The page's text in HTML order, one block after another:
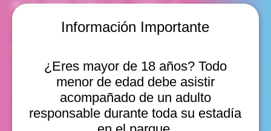
Información Importante
¿Eres mayor de 18 años? Todo
menor de edad debe asistir
acompañado de un adulto
responsable durante toda su estadía
27 dic 2025, 3:00 p. m. – 4:00 p. m.
Viña del Mar, Cam. Internacional 2440, Viña del Mar,
Valparaíso, Chile
sáb, 15 ago, 10:00 a. m.
sáb, 15 ago, 11:00 a. m.
sáb, 15 ago, 12:00 p. m.